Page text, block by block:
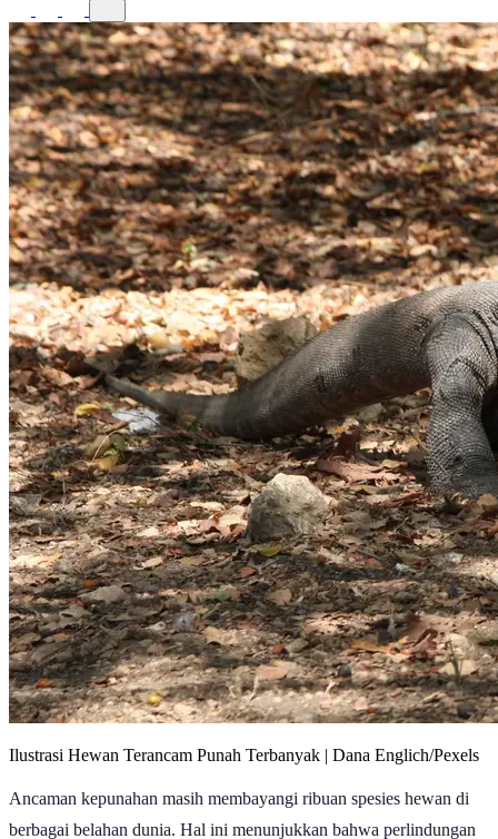
Ilustrasi Hewan Terancam Punah Terbanyak | Dana Englich/Pexels
Ancaman kepunahan masih membayangi ribuan spesies hewan di
berbagai belahan dunia. Hal ini menunjukkan bahwa perlindungan